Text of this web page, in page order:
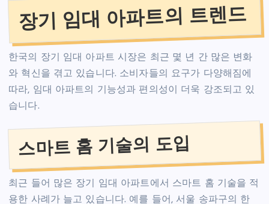
장기 임대 아파트의 트렌드
한국의 장기 임대 아파트 시장은 최근 몇 년 간 많은 변화
와 혁신을 겪고 있습니다. 소비자들의 요구가 다양해짐에
따라, 임대 아파트의 기능성과 편의성이 더욱 강조되고 있
습니다.
스마트 홈 기술의 도입
최근 들어 많은 장기 임대 아파트에서 스마트 홈 기술을 적
용한 사례가 늘고 있습니다. 예를 들어, 서울 송파구의 한